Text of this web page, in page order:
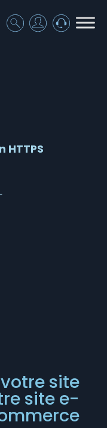
HTTPS
votre site
site e-